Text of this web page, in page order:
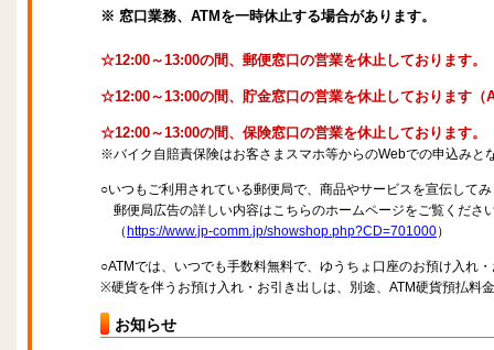
※ 窓口業務、ATMを一時休止する場合があります。
☆12:00～13:00の間、郵便窓口の営業を休止しております。
☆12:00～13:00の間、貯金窓口の営業を休止しております（
☆12:00～13:00の間、保険窓口の営業を休止しております。
※バイク自賠責保険はお客さまスマホ等からのWebでの申込みと
○いつもご利用されている郵便局で、商品やサービスを宣伝して
郵便局広告の詳しい内容はこちらのホームページをご覧くださ
（ https://www.jp-comm.jp/showshop.php?CD=701000）
○ATMでは、いつでも手数料無料で、ゆうちょ口座のお預け入れ
※硬貨を伴うお預け入れ・お引き出しは、別途、ATM硬貨預払料
お知らせ